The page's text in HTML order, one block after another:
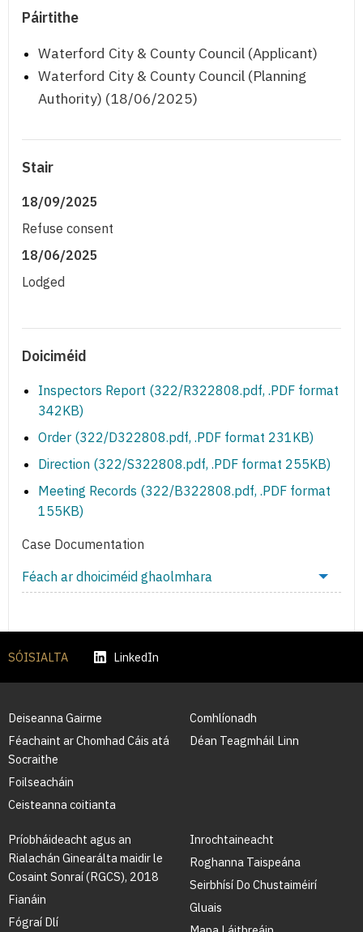
Páirtithe
Waterford City & County Council (Applicant)
Waterford City & County Council (Planning
Authority) (18/06/2025)
Stair
18/09/2025
Refuse consent
18/06/2025
Lodged
Doiciméid
Inspectors Report (322/R322808.pdf, .PDF format
342KB)
Order (322/D322808.pdf, .PDF format 231KB)
Direction (322/S322808.pdf, .PDF format 255KB)
Meeting Records (322/B322808.pdf, .PDF format
155KB)
Case Documentation
Féach ar dhoiciméid ghaolmhara
SÓISIALTA LinkedIn
Deiseanna Gairme
Féachaint ar Chomhad Cáis atá
Socraithe
Foilseacháin
Ceisteanna coitianta
Comhlíonadh
Déan Teagmháil Linn
Príobháideacht agus an
Rialachán Ginearálta maidir le
Cosaint Sonraí (RGCS), 2018
Fianáin
Fógraí Dlí
Inrochtaineacht
Roghanna Taispeána
Seirbhísí Do Chustaiméirí
Gluais